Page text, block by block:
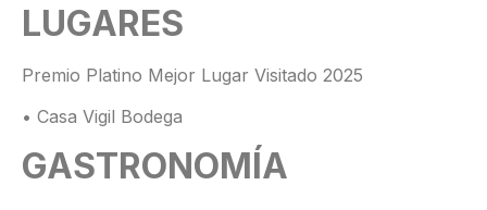
LUGARES
Premio Platino Mejor Lugar Visitado 2025
• Casa Vigil Bodega
GASTRONOMÍA